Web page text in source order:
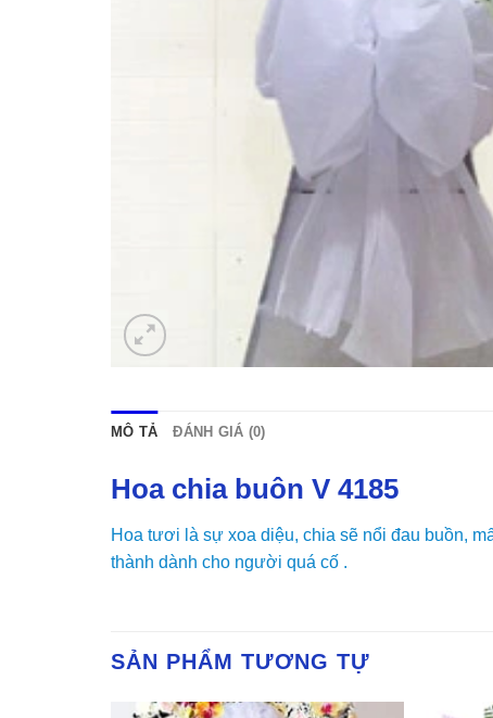
MÔ TẢ ĐÁNH GIÁ (0)
Hoa chia buôn V 4185
Hoa tươi là sự xoa diệu, chia sẽ nổi đau buồn,
thành dành cho người quá cố .
SẢN PHẨM TƯƠNG TỰ